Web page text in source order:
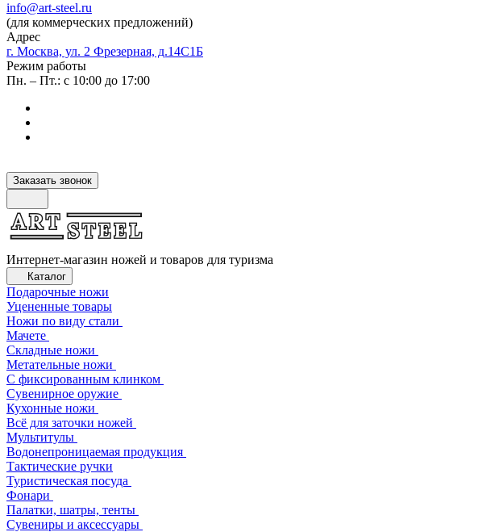
info@art-steel.ru
(для коммерческих предложений)
Адрес
г. Москва, ул. 2 Фрезерная, д.14С1Б
Режим работы
Пн. – Пт.: с 10:00 до 17:00
Заказать звонок
Интернет-магазин ножей и товаров для туризма
Каталог
Подарочные ножи
Уцененные товары
Ножи по виду стали
Мачете
Складные ножи
Метательные ножи
С фиксированным клинком
Сувенирное оружие
Кухонные ножи
Всё для заточки ножей
Мультитулы
Водонепроницаемая продукция
Тактические ручки
Туристическая посуда
Фонари
Палатки, шатры, тенты
Сувениры и аксессуары